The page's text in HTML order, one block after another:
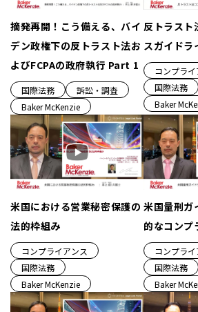
摘発再開！こう備える、バイ
デン政権下の反トラスト法お
よびFCPAの政府執行 Part 1
国際法務
訴訟・調査
Baker McKenzie
反トラスト
スガイドラ
コンプライ
国際法務
Baker
米国における営業秘密保護の
法的枠組み
コンプライアンス
国際法務
Baker McKenzie
米国量刑ガ
的なコンプ
コンプライ
国際法務
Baker